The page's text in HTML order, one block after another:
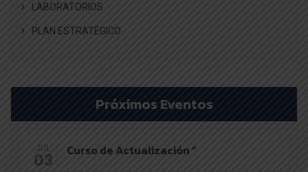
LABORATORIOS
PLAN ESTRATÉGICO
Próximos Eventos
JUL
03 Curso de Actualización “